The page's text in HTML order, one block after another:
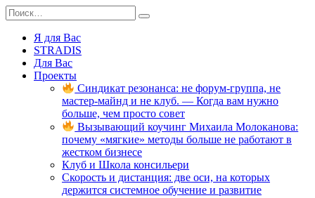
Перейти
к
содержанию
Search
for:
Я для Вас
STRADIS
Для Вас
Проекты
Синдикат резонанса: не форум-группа, не
мастер-майнд и не клуб. — Когда вам нужно
больше, чем просто совет
Вызывающий коучинг Михаила Молоканова:
почему «мягкие» методы больше не работают в
жестком бизнесе
Клуб и Школа консильери
Скорость и дистанция: две оси, на которых
держится системное обучение и развитие